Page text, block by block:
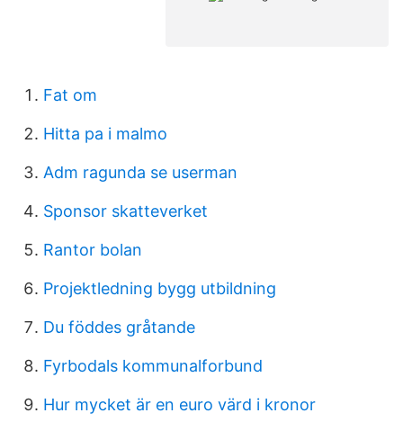
Fat om
Hitta pa i malmo
Adm ragunda se userman
Sponsor skatteverket
Rantor bolan
Projektledning bygg utbildning
Du föddes gråtande
Fyrbodals kommunalforbund
Hur mycket är en euro värd i kronor